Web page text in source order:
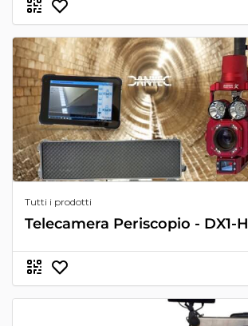
Tutti i prodotti
Telecamera Periscopio - DX1-H